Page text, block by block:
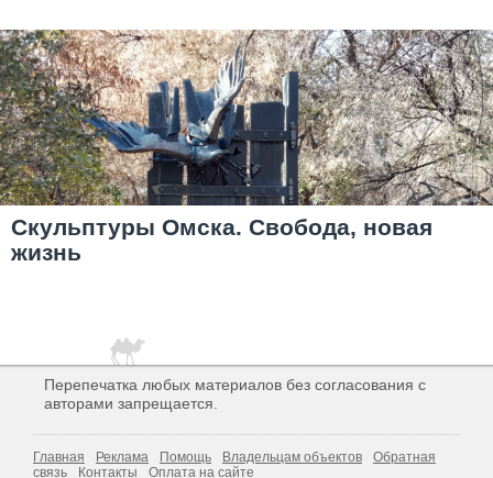
Скульптуры Омска. Свобода, новая
жизнь
Перепечатка любых материалов без согласования с
авторами запрещается.
Главная Реклама Помощь Владельцам объектов
Обратная
связь
Контакты Оплата на сайте